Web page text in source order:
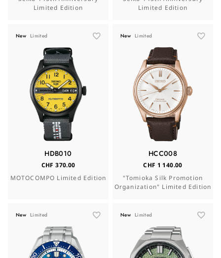
Limited Edition
Limited Edition
New Limited
HDB010
CHF 370.00
MOTOCOMPO Limited Edition
New Limited
HCC008
CHF 1 140.00
"Tomioka Silk Promotion
Organization" Limited Edition
New Limited New Limited